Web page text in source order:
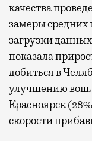
качества
замеры средних
загрузки
показала
добиться в
улучшению
Красноярск
скорости